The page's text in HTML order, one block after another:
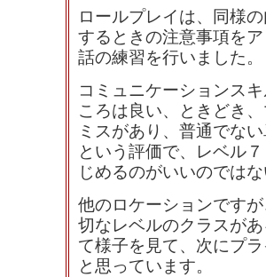
ロールプレイは、同様
するときの注意事項を
話の練習を行いました。
コミュニケーションス
ころは良い、ときどき
ミスがあり、普通でな
という評価で、レベル
じめるのがいいのでは
他のロケーションです
切なレベルのクラスが
て様子を見て、次にプ
と思っています。